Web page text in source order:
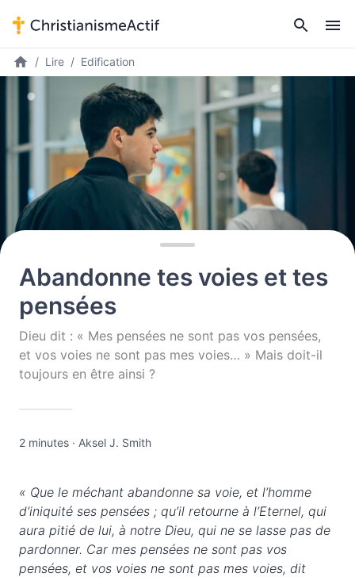
Lire Edification
Abandonne tes voies et tes
pensées
Dieu dit : « Mes pensées ne sont pas vos pensées,
et vos voies ne sont pas mes voies… » Mais doit-il
toujours en être ainsi ?
2 minutes · Aksel J. Smith
« Que le méchant abandonne sa voie, et l’homme
d’iniquité ses pensées ; qu’il retourne à l’Eternel, qui
aura pitié de lui, à notre Dieu, qui ne se lasse pas de
pardonner. Car mes pensées ne sont pas vos
pensées, et vos voies ne sont pas mes voies, dit